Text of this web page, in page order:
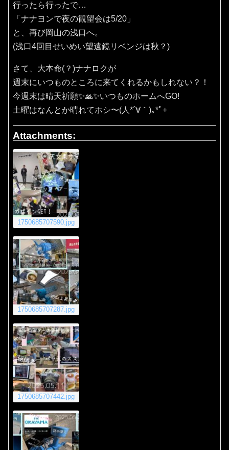
行ったら行ったで…
「ナナヨンで夜の観望会は5/20」
と、再び岡山の浅口へ。
(浅口4回目せいめい望遠鏡リベンジは秋？)
さて、大本命(？)ナナロクが
週末にいつものところに来てくれるかもしれない？！
今週末は晴天祈願✨️🙏✨️いつものホームへGO!
土曜はなんとか晴れてホシ〜(⁠人⁠*⁠´⁠∀⁠｀⁠)⁠｡⁠*ﾟ⁠+
Attachments:
1750685707590.jpg
1750685707287.jpg
1750685707442.jpg